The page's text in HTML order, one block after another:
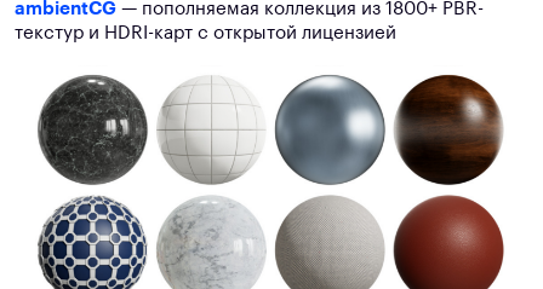
ambientCG — пополняемая коллекция из 1800+ PBR-
текстур и HDRI-карт с открытой лицензией